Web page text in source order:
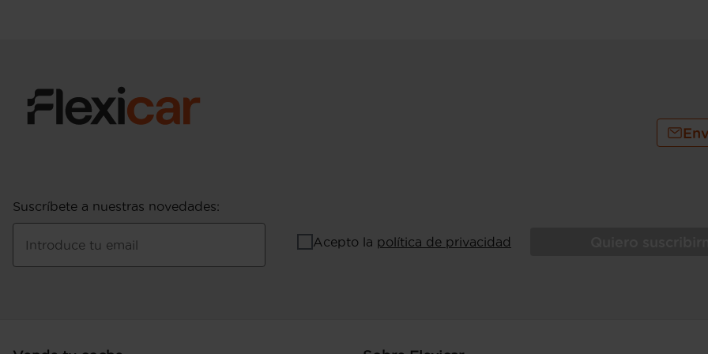
incluyendo al conductor Kg (peso en vacio incluido conductor), 1.250 kg (peso
máximo remolcable con freno) y 630 kg (peso máximo remolcable sin freno) (
medición: EU )
Suscríbete a nuestras novedades:
Introduce tu email Acepto la política de privacidad